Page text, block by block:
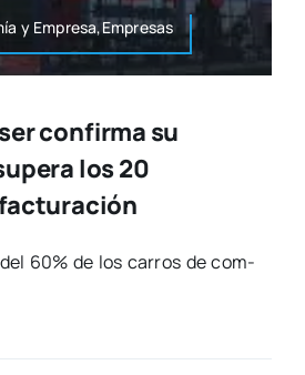
y Empresa,Empresas
confirma su
los 20
60% de los carros de com­